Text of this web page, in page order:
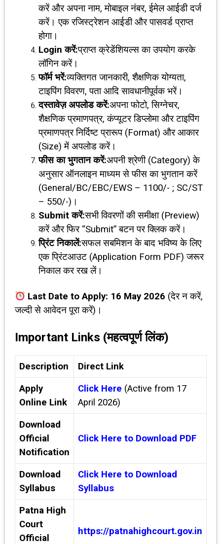
करें और अपना नाम, मोबाइल नंबर, ईमेल आईडी दर्ज
करें। एक रजिस्ट्रेशन आईडी और पासवर्ड प्राप्त
होगा।
Loginकरें:प्राप्त क्रेडेंशियल्स का उपयोग करके
लॉगिन करें।
फॉर्म भरें:व्यक्तिगत जानकारी, शैक्षणिक योग्यता,
टाइपिंग विवरण, पता आदि सावधानीपूर्वक भरें।
दस्तावेज़ अपलोड करें:अपना फोटो, सिग्नेचर,
शैक्षणिक प्रमाणपत्र, कंप्यूटर डिप्लोमा और टाइपिंग
प्रमाणपत्र निर्दिष्ट प्रारूप (Format) और आकार
(Size) में अपलोड करें।
फीस का भुगतान करें:अपनी श्रेणी (Category) के
अनुसार ऑनलाइन माध्यम से फीस का भुगतान करें
(General/BC/EBC/EWS – ₹1100/- ; SC/ST
– ₹550/-)।
Submitकरें:सभी विवरणों की समीक्षा (Preview)
करें और फिर “Submit” बटन पर क्लिक करें।
प्रिंट निकालें:सफल सबमिशन के बाद भविष्य के लिए
एक प्रिंटआउट (Application Form PDF) जरूर
निकाल कर रख लें।
Last Date to Apply: 16 May 2026 (देर न करें,
जल्दी से आवेदन पूरा करें)।
Important Links (महत्वपूर्ण लिंक)
Description Direct Link
Apply
Online Link
Click Here (Active from 17
April 2026)
Download
Official
Notification
Click Here to Download PDF
Download
Syllabus
Click Here to Download
Syllabus
Patna High
Court
Official
https://patnahighcourt.gov.in